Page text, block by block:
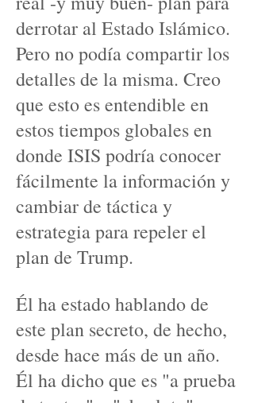
derrotar al Estado Islámico.
Pero no podía compartir los
detalles de la misma. Creo
que esto es entendible en
estos tiempos globales en
donde ISIS podría conocer
fácilmente la información y
cambiar de táctica y
estrategia para repeler el
plan de Trump.
Él ha estado hablando de
este plan secreto, de hecho,
desde hace más de un año.
Él ha dicho que es "a prueba